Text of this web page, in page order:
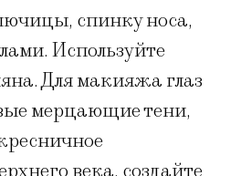
спинку носа,
Используйте
Для макияжа глаз
мерцающие тени,